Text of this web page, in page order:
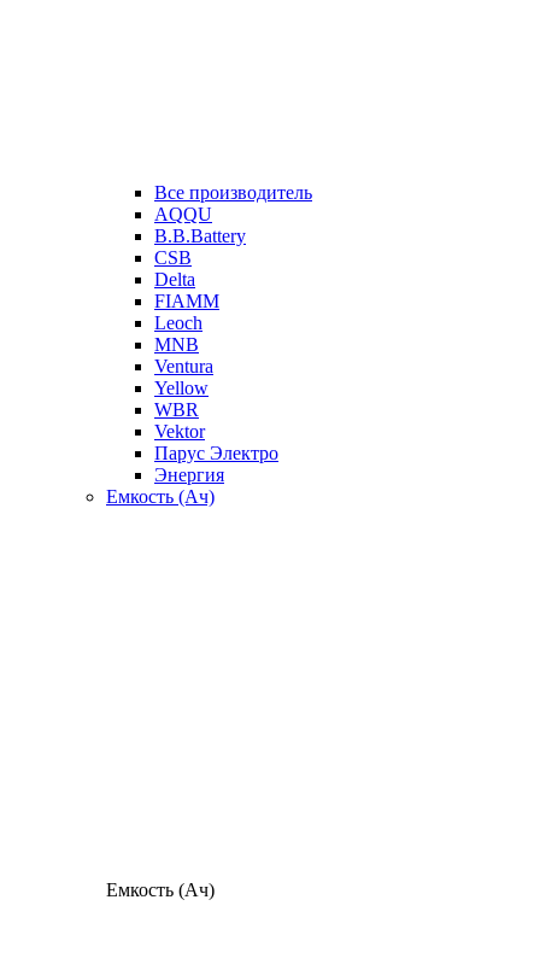
Все производитель
AQQU
B.B.Battery
CSB
Delta
FIAMM
Leoch
MNB
Ventura
Yellow
WBR
Vektor
Парус Электро
Энергия
Емкость (Ач)
Емкость (Ач)